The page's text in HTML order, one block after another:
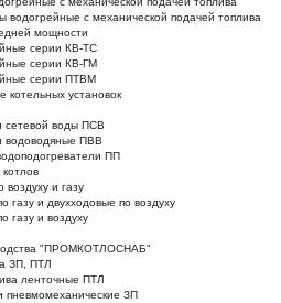
водогрейные с механической подачей топлива
мощности
серии КВ-ТС
серии КВ-ГМ
серии ПТВМ
котельных установок
сетевой воды ПСВ
водоводяные ПВВ
ПП
воздуху и газу
газу и двухходовые по воздуху
газу и воздуху
"ПРОМКОТЛОСНАБ"
ЗП, ПТЛ
ленточные ПТЛ
пневмомеханические ЗП